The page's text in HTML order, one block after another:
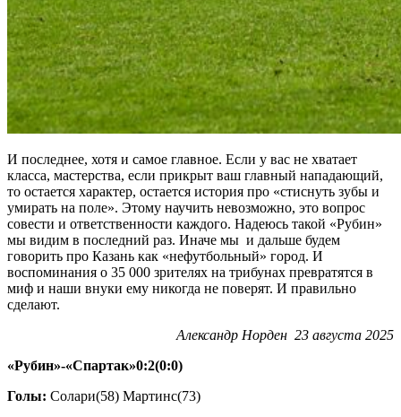
И последнее, хотя и самое главное. Если у вас не хватает
класса, мастерства, если прикрыт ваш главный нападающий,
то остается характер, остается история про «стиснуть зубы и
умирать на поле». Этому научить невозможно, это вопрос
совести и ответственности каждого. Надеюсь такой «Рубин»
мы видим в последний раз. Иначе мы и дальше будем
говорить про Казань как «нефутбольный» город. И
воспоминания о 35 000 зрителях на трибунах превратятся в
миф и наши внуки ему никогда не поверят. И правильно
сделают.
Александр Норден 23 августа 2025
«Рубин»-«Спартак»0:2(0:0)
Голы: Солари(58) Мартинс(73)